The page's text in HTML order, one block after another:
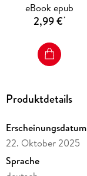
eBook epub
2,99 €*
Produktdetails
Erscheinungsdatum
22. Oktober 2025
Sprache